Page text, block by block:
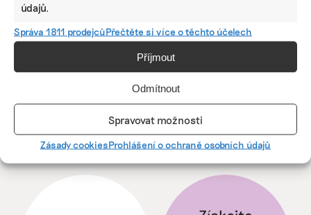
údajů.
Správa 1811 prodejcůPřečtěte si více o těchto účelech
Příjmout
Odmítnout
Spravovat možnosti
Zásady cookiesProhlášení o ochraně osobních údajů
Ani trend, ani povinnost. Udržitelnost je
způsob, jak řídit firmu do budoucna a zvyšovat